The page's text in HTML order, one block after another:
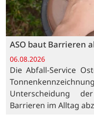
ASO baut Barrieren
06.08.2026
Die Abfall-Service
Unterscheidung
Barrieren im Alltag